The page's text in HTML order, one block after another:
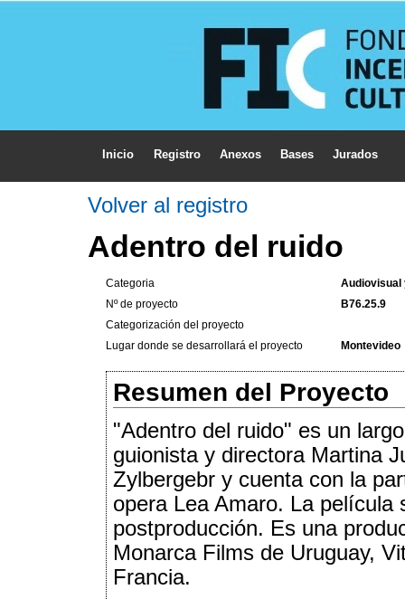
Inicio Registro Anexos Bases Jurados
Volver al registro
Adentro del ruido
Categoria
Audiovisual
Nº de proyecto
B76.25.9
Categorización del proyecto
Lugar donde se desarrollará el proyecto
Montevideo
Resumen del Proyecto
"Adentro del ruido" es un
guionista y directora Martina
Zylbergebr y cuenta con la
opera Lea Amaro. La película
postproducción. Es una
Monarca Films de Uruguay,
Francia.